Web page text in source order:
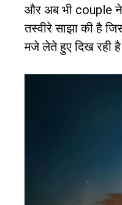
और अब भी couple
तस्वीरे साझा की है
मजे लेते हुए दिख रही